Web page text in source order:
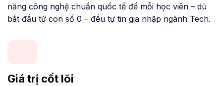
năng công nghệ chuẩn quốc tế để mỗi học viên – dù
bắt đầu từ con số 0 – đều tự tin gia nhập ngành Tech.
Giá trị cốt lõi